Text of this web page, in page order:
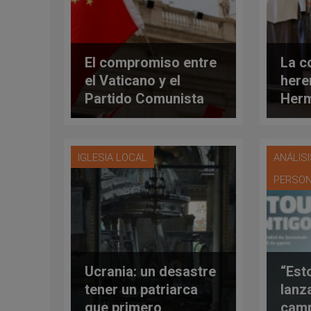
El compromiso entre
el Vaticano y el
Partido Comunista
Chino sobre el
quién ganó y quién
perdió
La
IGLESIA LOCAL
Ucrania: un desastre
tener un patriarca